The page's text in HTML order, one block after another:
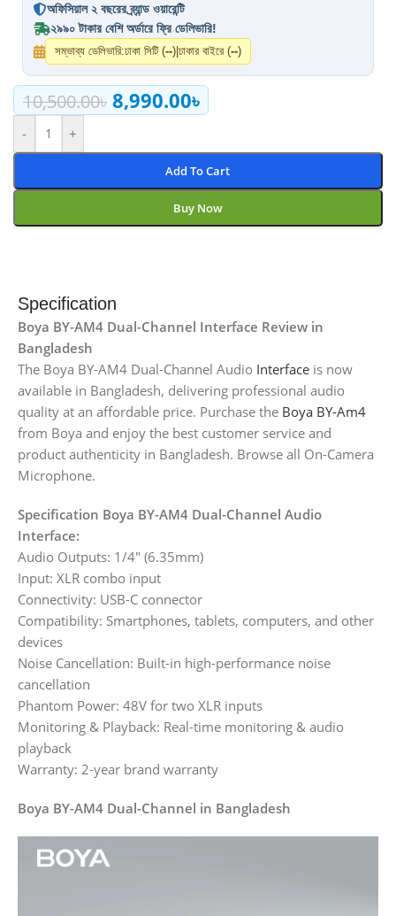
অফিসিয়াল ২ বছরের ব্র্যান্ড ওয়ারেন্টি
২৯৯০ টাকার বেশি অর্ডারে ফ্রি ডেলিভারি!
সম্ভাব্য ডেলিভারি:ঢাকা সিটি (--) ঢাকার বাইরে (--)
10,500.00৳ 8,990.00৳
- +
Add To Cart
Buy Now
Specification
Boya BY-AM4 Dual-Channel Interface Review in
Bangladesh
The Boya BY-AM4 Dual-Channel Audio Interface is now
available in Bangladesh, delivering professional audio
quality at an affordable price. Purchase the Boya BY-Am4
from Boya and enjoy the best customer service and
product authenticity in Bangladesh. Browse all On-Camera
Microphone.
Specification Boya BY-AM4 Dual-Channel Audio
Interface:
Audio Outputs: 1/4″ (6.35mm)
Input: XLR combo input
Connectivity: USB-C connector
Compatibility: Smartphones, tablets, computers, and other
devices
Noise Cancellation: Built-in high-performance noise
cancellation
Phantom Power: 48V for two XLR inputs
Monitoring & Playback: Real-time monitoring & audio
playback
Warranty: 2-year brand warranty
Boya BY-AM4 Dual-Channel in Bangladesh